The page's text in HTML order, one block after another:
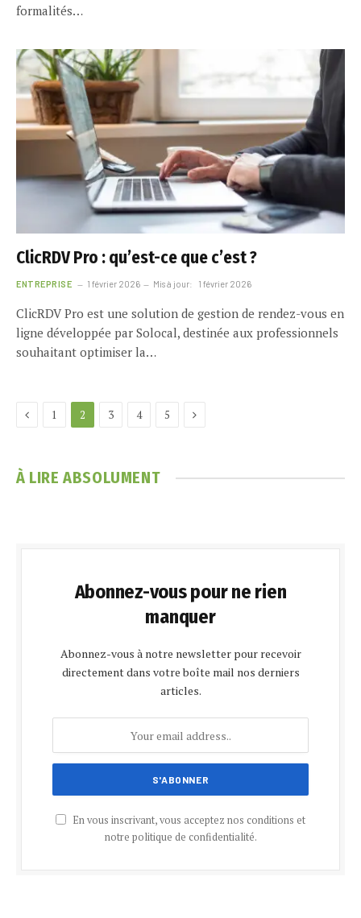
formalités…
ClicRDV Pro : qu’est-ce que c’est ?
ENTREPRISE 1 février 2026 Mis à jour: 1 février 2026
ClicRDV Pro est une solution de gestion de rendez-vous en
ligne développée par Solocal, destinée aux professionnels
souhaitant optimiser la…
Previous
1 2 3 4 5 Next
À LIRE ABSOLUMENT
Abonnez-vous pour ne rien
manquer
Abonnez-vous à notre newsletter pour recevoir
directement dans votre boîte mail nos derniers
articles.
En vous inscrivant, vous acceptez nos conditions et
notre politique de confidentialité.